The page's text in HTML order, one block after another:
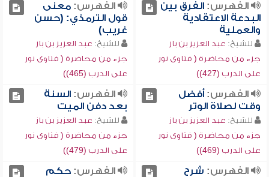
الفهرس:الفرق بين
البدعة الاعتقادية
والعملية
للشيخ: عبد العزيز بن باز
جزء من محاضرة ( فتاوى نور
على الدرب (427))
الفهرس:معنى
قول الترمذي: (حسن
غريب)
للشيخ: عبد العزيز بن باز
جزء من محاضرة ( فتاوى نور
على الدرب (465))
الفهرس:أفضل
وقت لصلاة الوتر
للشيخ: عبد العزيز بن باز
جزء من محاضرة ( فتاوى نور
على الدرب (469))
الفهرس:السنة
بعد دفن الميت
للشيخ: عبد العزيز بن باز
جزء من محاضرة ( فتاوى نور
على الدرب (479))
الفهرس: شرح
الفهرس:حكم